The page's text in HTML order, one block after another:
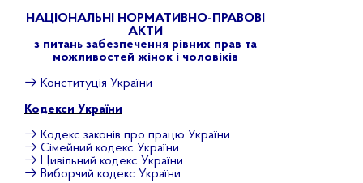
НАЦІОНАЛЬНІ НОРМАТИВНО-ПРАВОВІ
АКТИ
з питань забезпечення рівних прав та
можливостей жінок і чоловіків
→ Конституція України
Кодекси України
→ Кодекс законів про працю України
→ Сімейний кодекс України
→ Цивільний кодекс України
→ Виборчий кодекс України